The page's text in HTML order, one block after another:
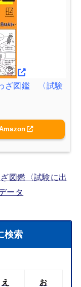
ざ図鑑 〈試験
図鑑〈試験に出
ータ
検索
え お